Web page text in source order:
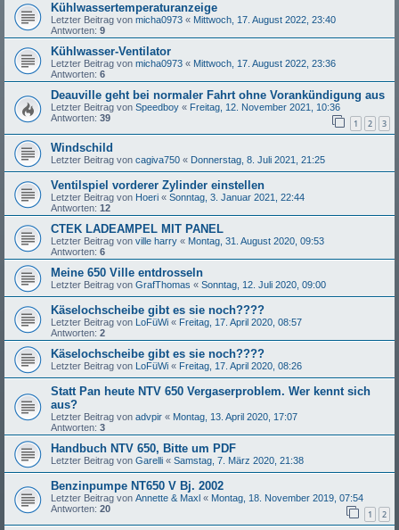
Kühlwassertemperaturanzeige
Letzter Beitrag von micha0973 « Mittwoch, 17. August 2022, 23:40
Antworten: 9
Kühlwasser-Ventilator
Letzter Beitrag von micha0973 « Mittwoch, 17. August 2022, 23:36
Antworten: 6
Deauville geht bei normaler Fahrt ohne Vorankündigung aus
Letzter Beitrag von Speedboy « Freitag, 12. November 2021, 10:36
Antworten: 39 1 2 3
Windschild
Letzter Beitrag von cagiva750 « Donnerstag, 8. Juli 2021, 21:25
Ventilspiel vorderer Zylinder einstellen
Letzter Beitrag von Hoeri « Sonntag, 3. Januar 2021, 22:44
Antworten: 12
CTEK LADEAMPEL MIT PANEL
Letzter Beitrag von ville harry « Montag, 31. August 2020, 09:53
Antworten: 6
Meine 650 Ville entdrosseln
Letzter Beitrag von GrafThomas « Sonntag, 12. Juli 2020, 09:00
Käselochscheibe gibt es sie noch????
Letzter Beitrag von LoFüWi « Freitag, 17. April 2020, 08:57
Antworten: 2
Käselochscheibe gibt es sie noch????
Letzter Beitrag von LoFüWi « Freitag, 17. April 2020, 08:26
Statt Pan heute NTV 650 Vergaserproblem. Wer kennt sich
aus?
Letzter Beitrag von advpir « Montag, 13. April 2020, 17:07
Antworten: 3
Handbuch NTV 650, Bitte um PDF
Letzter Beitrag von Garelli « Samstag, 7. März 2020, 21:38
Benzinpumpe NT650 V Bj. 2002
Letzter Beitrag von Annette & Maxl « Montag, 18. November 2019, 07:54
Antworten: 20 1 2